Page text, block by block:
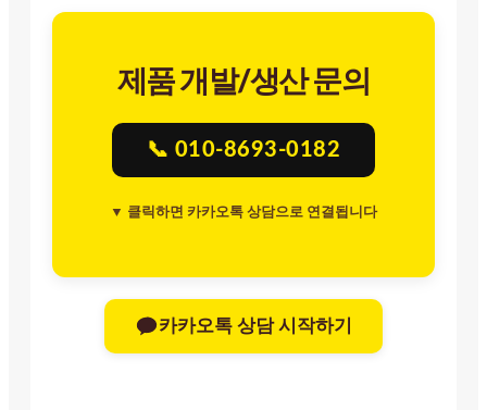
제품 개발/생산 문의
📞 010-8693-0182
▼ 클릭하면 카카오톡 상담으로 연결됩니다
카카오톡 상담 시작하기